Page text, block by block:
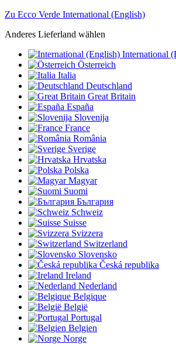
Zu Ecco Verde International (English)
Anderes Lieferland wählen
International
Österreich
Italia
Deutschland
Great Britain
España
Slovenija
France
România
Sverige
Hrvatska
Polska
Magyar
Suomi
България
Schweiz
Suisse
Svizzera
Switzerland
Slovensko
Česká republika
Ireland
Nederland
Belgique
België
Portugal
Belgien
Norge